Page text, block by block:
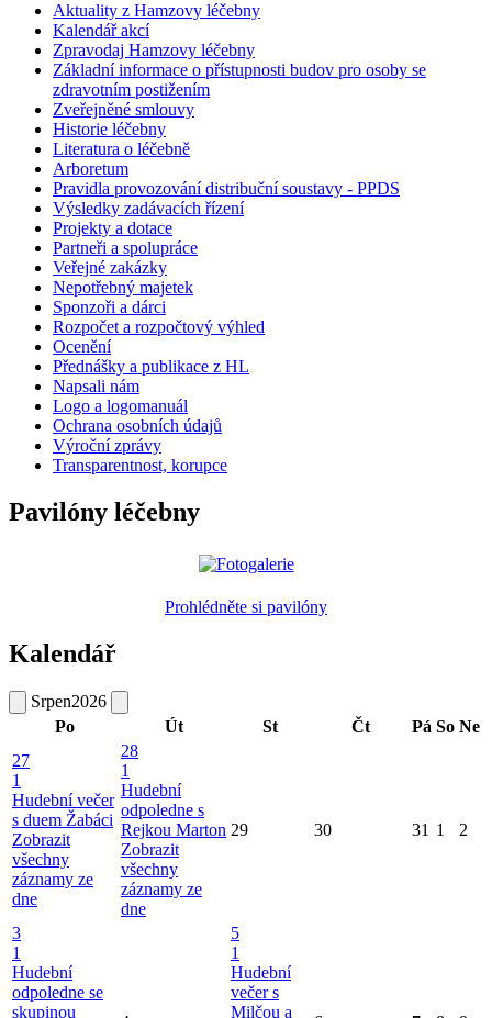
Aktuality z Hamzovy léčebny
Kalendář akcí
Zpravodaj Hamzovy léčebny
Základní informace o přístupnosti budov pro osoby se
zdravotním postižením
Zveřejněné smlouvy
Historie léčebny
Literatura o léčebně
Arboretum
Pravidla provozování distribuční soustavy - PPDS
Výsledky zadávacích řízení
Projekty a dotace
Partneři a spolupráce
Veřejné zakázky
Nepotřebný majetek
Sponzoři a dárci
Rozpočet a rozpočtový výhled
Ocenění
Přednášky a publikace z HL
Napsali nám
Logo a logomanuál
Ochrana osobních údajů
Výroční zprávy
Transparentnost, korupce
Pavilóny léčebny
Prohlédněte si pavilóny
Kalendář
Srpen2026
Po
Út St Čt Pá So Ne
27
1
Hudební večer
s duem Žabáci
Zobrazit
všechny
záznamy ze
dne
28
1
Hudební
odpoledne s
Rejkou Marton
Zobrazit
všechny
záznamy ze
dne
29 30 31 1 2
3
1
Hudební
odpoledne se
skupinou
5
1
Hudební
večer s
Milčou a